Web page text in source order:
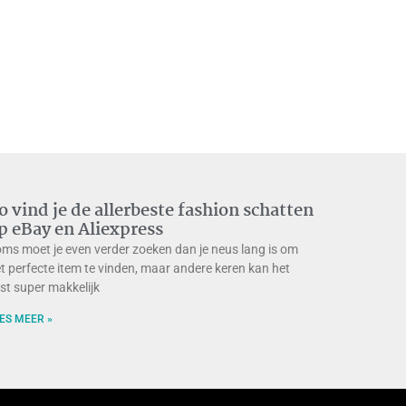
vind je de allerbeste fashion schatten
eBay en Aliexpress
moet je even verder zoeken dan je neus lang is om
perfecte item te vinden, maar andere keren kan het
super makkelijk
MEER »